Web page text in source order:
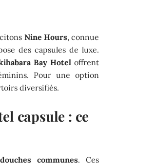
Nine Hours, connue
des capsules de luxe.
Bay Hoteloffrent
Pour une option
diversifiés.
capsule : ce
douches communes. Ces